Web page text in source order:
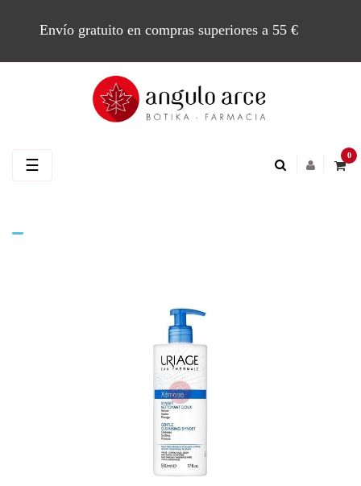
Envío gratuito en compras superiores a 55 €
0
Navegación
☰